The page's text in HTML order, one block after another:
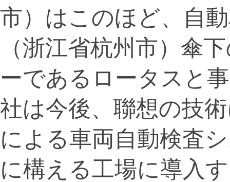
市）はこのほど、自
（浙江省杭州市）傘
ーであるロータスと
社は今後、聯想の技
による車両自動検査
に構える工場に導入